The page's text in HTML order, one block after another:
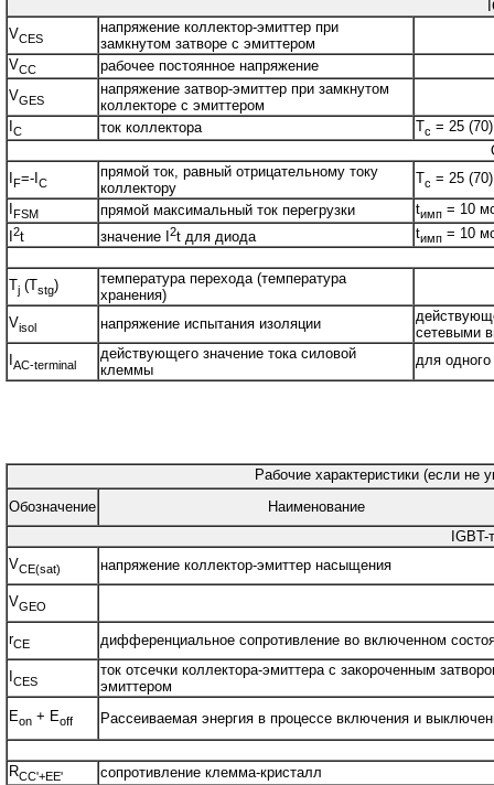
VCES
напряжение коллектор-эмиттер при
замкнутом затворе с эмиттером
VCC
рабочее постоянное напряжение
VGES
напряжение затвор-эмиттер при замкнутом
коллекторе с эмиттером
C ток коллектора Tc = 25 (70)
F=-I C
прямой ток, равный отрицательному току
коллектору
Tc = 25 (70)
FSM прямой максимальный ток перегрузки tимп = 10
2t значение I 2t для диода tимп = 10
Tj (Tstg)
температура перехода (температура
хранения)
Visol напряжение испытания изоляции
сетевыми
AC-terminal
действующего значение тока силовой
клеммы
для
Рабочие характеристики (если не
Обозначение
Наименование
IGBT-
VCE(sat) напряжение коллектор-эмиттер насыщения
VGEO
rCE дифференциальное сопротивление во включенном
CES
ток отсечки коллектора-эмиттера с закороченным
эмиттером
Eon + Eoff Рассеиваемая энергия в процессе включения и
RCC'+EE'
сопротивление клемма-кристалл